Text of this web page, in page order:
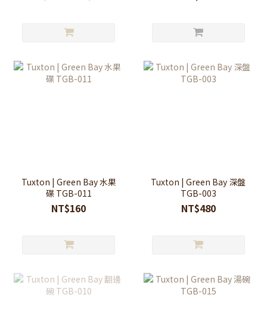
Tuxton | Green Bay 水果
碟 TGB-011
NT$160
Tuxton | Green Bay 深盤
TGB-003
NT$480